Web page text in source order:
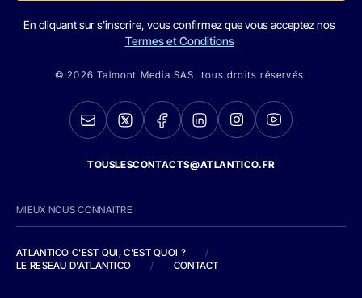
En cliquant sur s'inscrire, vous confirmez que vous acceptez nos
Termes et Conditions
© 2026 Talmont Media SAS. tous droits réservés.
TOUSLESCONTACTS@ATLANTICO.FR
MIEUX NOUS CONNAITRE
ATLANTICO C'EST QUI, C'EST QUOI ?
/
LE RESEAU D'ATLANTICO
/ CONTACT